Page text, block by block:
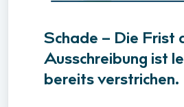
Schade – Die Frist
Ausschreibung ist
bereits verstrichen.